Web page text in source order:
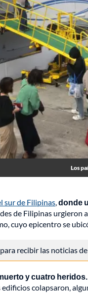
Los
sur de Filipinas,donde
de Filipinas urgieron
cuyo epicentro se
para recibir las noticias
y cuatro
colapsaron,